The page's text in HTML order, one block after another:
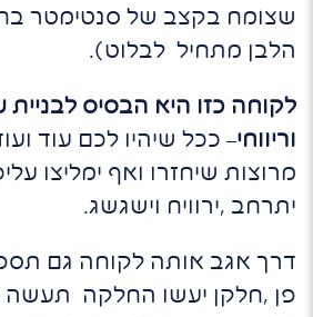
שצומח בקצב של סנטימטר
הלבן מתחיל לבלוט).
לקוחה כזו היא הבסיס
וריווחי– ככל שיהיו לכם עוד
מרוצות שיחזרו ואף ימליצו
יתרחב ,ירוויח וישגשג.
דרך אגב אותה לקוחה גם
פן ,חלקן יעשו החלקה תעשה